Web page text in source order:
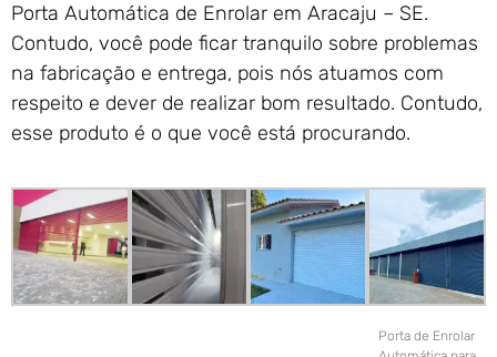
Porta Automática de Enrolar em Aracaju – SE.
Contudo, você pode ficar tranquilo sobre problemas
na fabricação e entrega, pois nós atuamos com
respeito e dever de realizar bom resultado. Contudo,
esse produto é o que você está procurando.
Porta de Enrolar